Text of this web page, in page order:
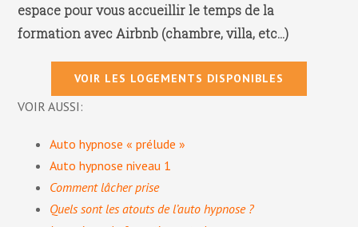
espace pour vous accueillir le temps de la
formation avec Airbnb (chambre, villa, etc…)
VOIR LES LOGEMENTS DISPONIBLES
VOIR AUSSI:
Auto hypnose « prélude »
Auto hypnose niveau 1
Comment lâcher prise
Quels sont les atouts de l’auto hypnose ?